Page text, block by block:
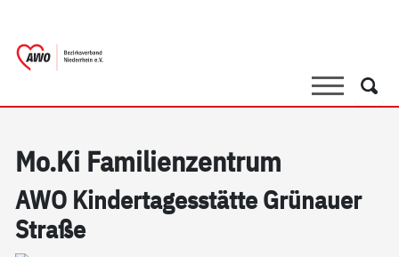
SucheSuche
Mo.Ki Fa­mi­li­en­zen­trum
AWO Kin­der­ta­ges­stät­te Grünau­er
Stra­ße